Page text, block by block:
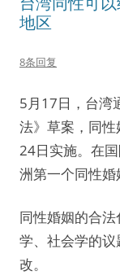
地区
8条回复
5月17日，台湾
法》草案，同
24日实施。在
洲第一个同性婚
同性婚姻的合
学、社会学的
改。